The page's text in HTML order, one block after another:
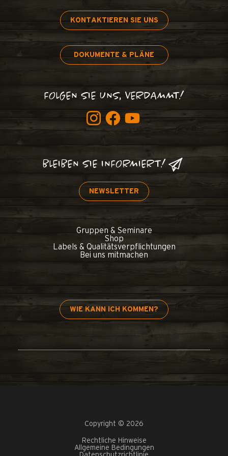
KONTAKTIEREN SIE UNS
DOKUMENTE & PLÄNE
FOLGEN SIE UNS, VERDAMMT!
BLEIBEN SIE INFORMIERT!
NEWSLETTER
Gruppen & Seminare
Shop
Labels & Qualitätsverpflichtungen
Bei uns mitmachen
WIE KANN ICH KOMMEN?
Copyright © 2026
Rechtliche Hinweise
Allgemeine Bedingungen